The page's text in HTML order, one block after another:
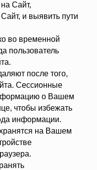
Сайт,
и выявить пути
во временной
пользователь
после того,
Сессионные
о Вашем
чтобы избежать
информации.
на Вашем